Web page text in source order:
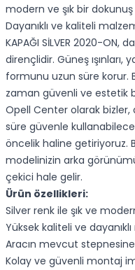
modern ve şık bir dokunuş
Dayanıklı ve kaliteli
KAPAĞI SİLVER 2020-ON,
dirençlidir. Güneş ışınları,
formunu uzun süre korur.
zaman güvenli ve estetik
Opell Center olarak bizler,
süre güvenle
öncelik haline getiriyoruz.
modelinizin arka
çekici hale gelir.
Ürün özellikleri:
Silver renk ile şık ve
Yüksek kaliteli ve
Aracın mevcut
Kolay ve güvenli montaj